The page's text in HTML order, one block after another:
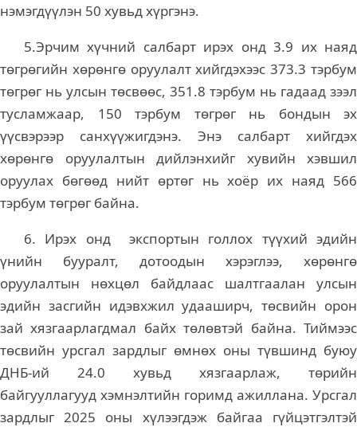
нэмэгдүүлэн 50 хувьд хүргэнэ.
5.Эрчим хүчний салбарт ирэх онд 3.9 их наяд
төгрөгийн хөрөнгө оруулалт хийгдэхээс 373.3 тэрбум
төгрөг нь улсын төсвөөс, 351.8 тэрбум нь гадаад зээл
тусламжаар, 150 тэрбум төгрөг нь бондын эх
үүсвэрээр санхүүжигдэнэ. Энэ салбарт хийгдэх
хөрөнгө оруулалтын дийлэнхийг хувийн хэвшил
оруулах бөгөөд нийт өртөг нь хоёр их наяд 566
тэрбум төгрөг байна.
6. Ирэх онд экспортын голлох түүхий эдийн
үнийн бууралт, дотоодын хэрэглээ, хөрөнгө
оруулалтын нөхцөл байдлаас шалтгаалан улсын
эдийн засгийн идэвхжил удааширч, төсвийн орон
зай хязгаарлагдмал байх төлөвтэй байна. Тиймээс
төсвийн урсгал зардлыг өмнөх оны түвшинд буюу
ДНБ-ий 24.0 хувьд хязгаарлаж, төрийн
байгууллагууд хэмнэлтийн горимд ажиллана. Урсгал
зардлыг 2025 оны хүлээгдэж байгаа гүйцэтгэлтэй